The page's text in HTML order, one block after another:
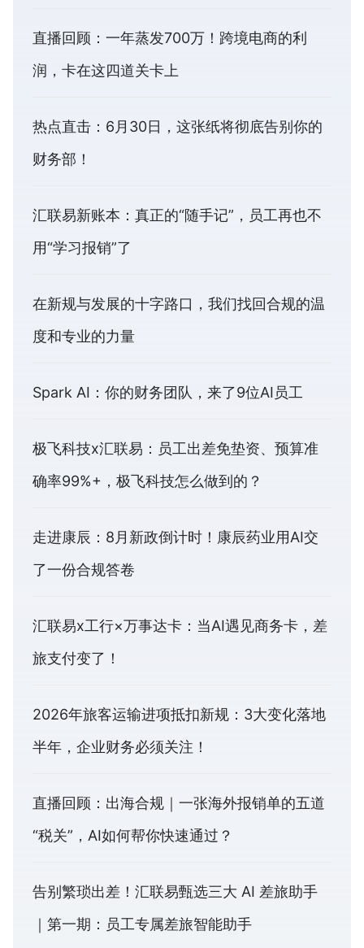
直播回顾：一年蒸发700万！跨境电商的利
润，卡在这四道关卡上
热点直击：6月30日，这张纸将彻底告别你的
财务部！
汇联易新账本：真正的“随手记”，员工再也不
用“学习报销”了
在新规与发展的十字路口，我们找回合规的温
度和专业的力量
Spark AI：你的财务团队，来了9位AI员工
极飞科技x汇联易：员工出差免垫资、预算准
确率99%+，极飞科技怎么做到的？
走进康辰：8月新政倒计时！康辰药业用AI交
了一份合规答卷
汇联易x工行×万事达卡：当AI遇见商务卡，差
旅支付变了！
2026年旅客运输进项抵扣新规：3大变化落地
半年，企业财务必须关注！
直播回顾：出海合规｜一张海外报销单的五道
“税关”，AI如何帮你快速通过？
告别繁琐出差！汇联易甄选三大 AI 差旅助手
｜第一期：员工专属差旅智能助手